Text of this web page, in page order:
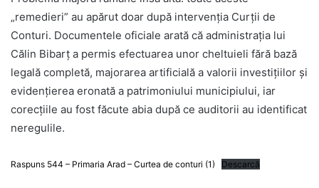
„remedieri” au apărut doar după intervenția Curții de
Conturi. Documentele oficiale arată că administrația lui
Călin Bibarț a permis efectuarea unor cheltuieli fără bază
legală completă, majorarea artificială a valorii investițiilor și
evidențierea eronată a patrimoniului municipiului, iar
corecțiile au fost făcute abia după ce auditorii au identificat
neregulile.
Raspuns 544 – Primaria Arad – Curtea de conturi (1) Descarcă